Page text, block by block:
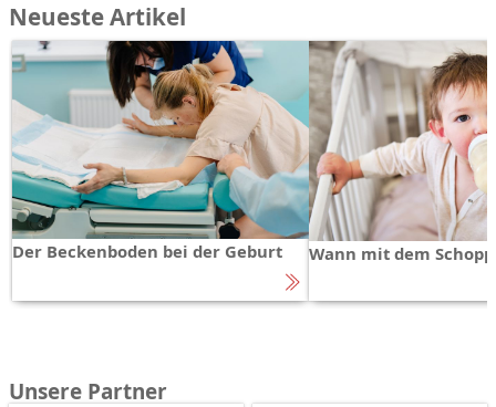
Neueste Artikel
Der Beckenboden bei der Geburt Wann mit dem
Unsere Partner